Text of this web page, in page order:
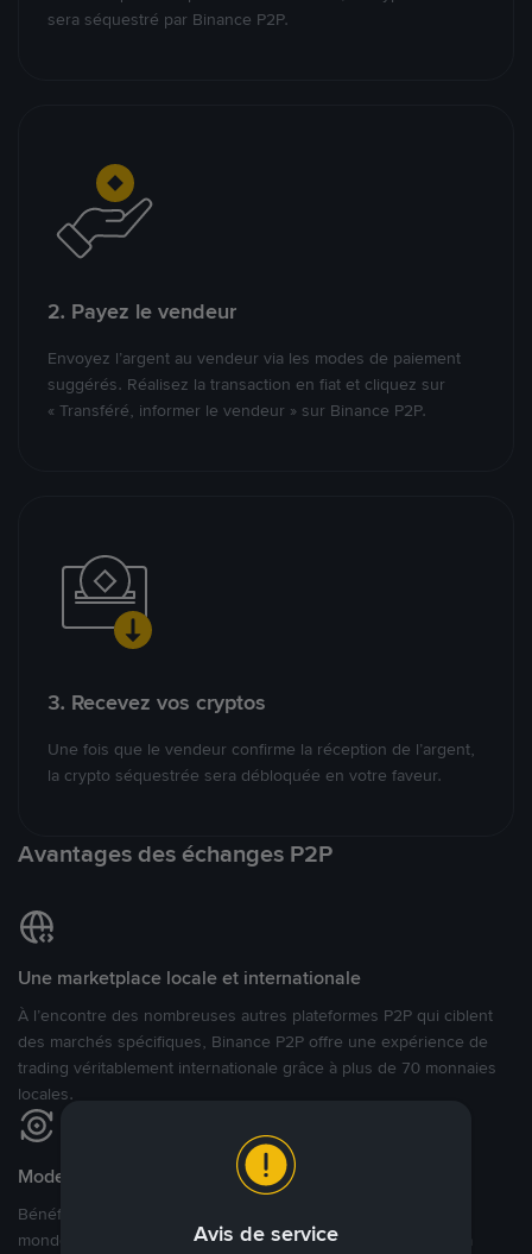
sera séquestré par Binance P2P.
2. Payez le vendeur
Envoyez l’argent au vendeur via les modes de paiement
suggérés. Réalisez la transaction en fiat et cliquez sur
« Transféré, informer le vendeur » sur Binance P2P.
3. Recevez vos cryptos
Une fois que le vendeur confirme la réception de l’argent,
la crypto séquestrée sera débloquée en votre faveur.
Avantages des échanges P2P
Une marketplace locale et internationale
À l’encontre des nombreuses autres plateformes P2P qui ciblent
des marchés spécifiques, Binance P2P offre une expérience de
trading véritablement internationale grâce à plus de 70 monnaies
locales.
Modes de paiement flexibles
Bénéficiant de la confiance de millions d’utilisateurs dans le
monde, Binance P2P fournit une plateforme sécurisée pour la
Avis de service